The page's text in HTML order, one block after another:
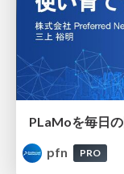
PLaMoを毎日
pfn
PRO